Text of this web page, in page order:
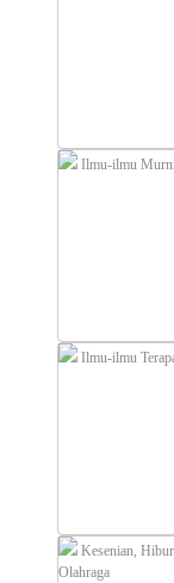
Ilmu-ilmu
Ilmu-ilmu
Kesenian,
Olahraga